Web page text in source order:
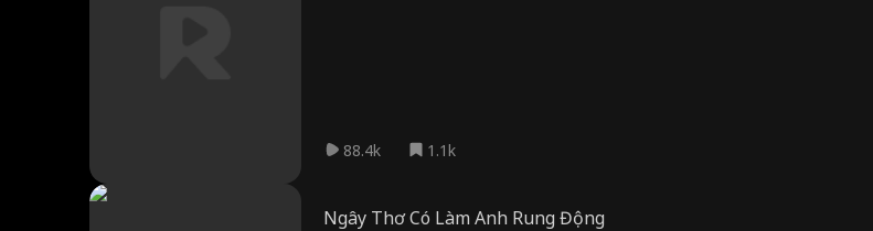
88.4k 1.1k
Ngây Thơ Có Làm Anh Rung Động